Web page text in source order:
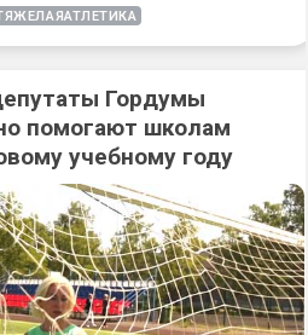
Гордумы
помогают школам
учебному году